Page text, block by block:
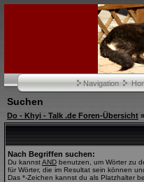
Navigation
Suchen
Do - Khyi - Talk .de Foren-Übersicht
Nach Begriffen suchen:
Du kannstAND benutzen, um Wörter zu
für Wörter, die im Resultat sein können
Das *-Zeichen kannst du als Platzhalter